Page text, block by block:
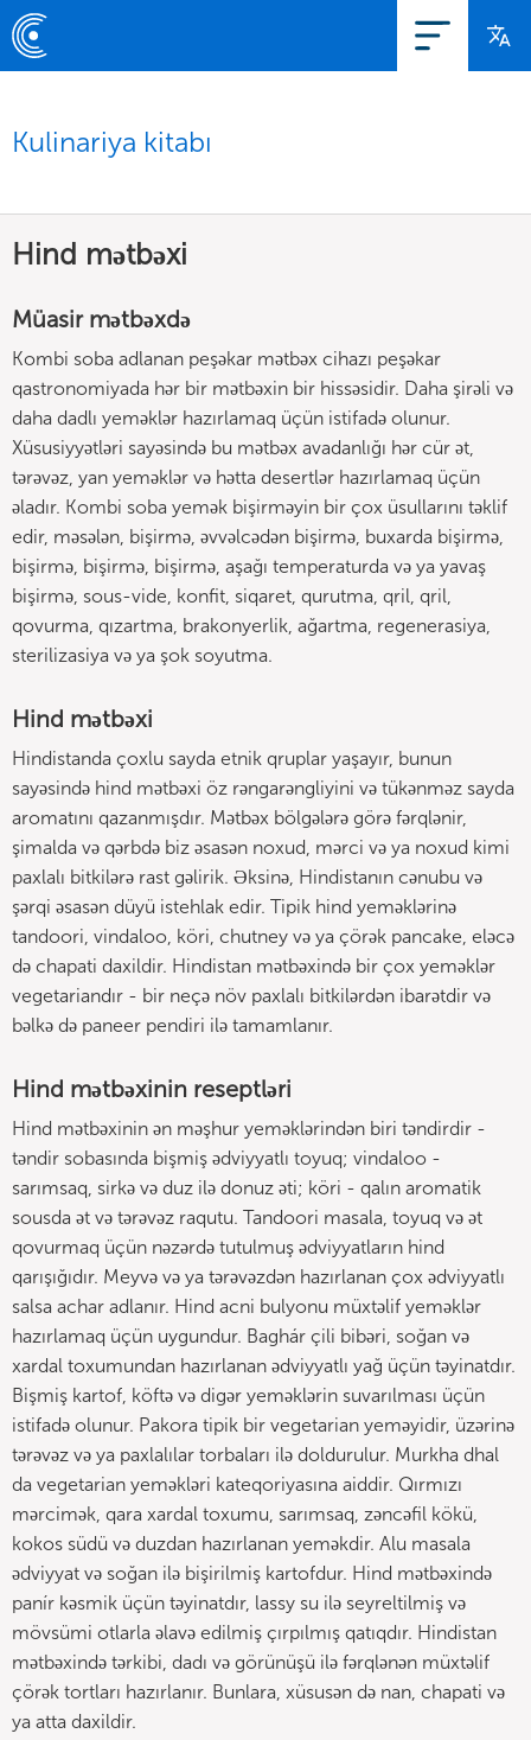
Kulinariya kitabı
Hind mətbəxi
Müasir mətbəxdə
Kombi soba adlanan peşəkar mətbəx cihazı peşəkar
qastronomiyada hər bir mətbəxin bir hissəsidir. Daha şirəli və
daha dadlı yeməklər hazırlamaq üçün istifadə olunur.
Xüsusiyyətləri sayəsində bu mətbəx avadanlığı hər cür ət,
tərəvəz, yan yeməklər və hətta desertlər hazırlamaq üçün
əladır. Kombi soba yemək bişirməyin bir çox üsullarını təklif
edir, məsələn, bişirmə, əvvəlcədən bişirmə, buxarda bişirmə,
bişirmə, bişirmə, bişirmə, aşağı temperaturda və ya yavaş
bişirmə, sous-vide, konfit, siqaret, qurutma, qril, qril,
qovurma, qızartma, brakonyerlik, ağartma, regenerasiya,
sterilizasiya və ya şok soyutma.
Hind mətbəxi
Hindistanda çoxlu sayda etnik qruplar yaşayır, bunun
sayəsində hind mətbəxi öz rəngarəngliyini və tükənməz sayda
aromatını qazanmışdır. Mətbəx bölgələrə görə fərqlənir,
şimalda və qərbdə biz əsasən noxud, mərci və ya noxud kimi
paxlalı bitkilərə rast gəlirik. Əksinə, Hindistanın cənubu və
şərqi əsasən düyü istehlak edir. Tipik hind yeməklərinə
tandoori, vindaloo, köri, chutney və ya çörək pancake, eləcə
də chapati daxildir. Hindistan mətbəxində bir çox yeməklər
vegetariandır - bir neçə növ paxlalı bitkilərdən ibarətdir və
bəlkə də paneer pendiri ilə tamamlanır.
Hind mətbəxinin reseptləri
Hind mətbəxinin ən məşhur yeməklərindən biri təndirdir -
təndir sobasında bişmiş ədviyyatlı toyuq; vindaloo -
sarımsaq, sirkə və duz ilə donuz əti; köri - qalın aromatik
sousda ət və tərəvəz raqutu. Tandoori masala, toyuq və ət
qovurmaq üçün nəzərdə tutulmuş ədviyyatların hind
qarışığıdır. Meyvə və ya tərəvəzdən hazırlanan çox ədviyyatlı
salsa achar adlanır. Hind acni bulyonu müxtəlif yeməklər
hazırlamaq üçün uygundur. Baghár çili bibəri, soğan və
xardal toxumundan hazırlanan ədviyyatlı yağ üçün təyinatdır.
Bişmiş kartof, köftə və digər yeməklərin suvarılması üçün
istifadə olunur. Pakora tipik bir vegetarian yeməyidir, üzərinə
tərəvəz və ya paxlalılar torbaları ilə doldurulur. Murkha dhal
da vegetarian yeməkləri kateqoriyasına aiddir. Qırmızı
mərcimək, qara xardal toxumu, sarımsaq, zəncəfil kökü,
kokos südü və duzdan hazırlanan yeməkdir. Alu masala
ədviyyat və soğan ilə bişirilmiş kartofdur. Hind mətbəxində
panír kəsmik üçün təyinatdır, lassy su ilə seyreltilmiş və
mövsümi otlarla əlavə edilmiş çırpılmış qatıqdır. Hindistan
mətbəxində tərkibi, dadı və görünüşü ilə fərqlənən müxtəlif
çörək tortları hazırlanır. Bunlara, xüsusən də nan, chapati və
ya atta daxildir.